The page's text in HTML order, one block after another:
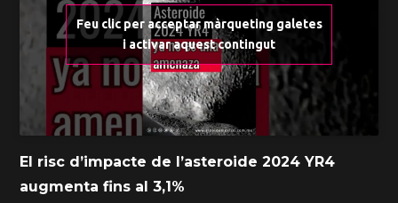
Feu clic per acceptar màrqueting galetes
i activar aquest contingut
El risc d’impacte de l’asteroide 2024 YR4
augmenta fins al 3,1%